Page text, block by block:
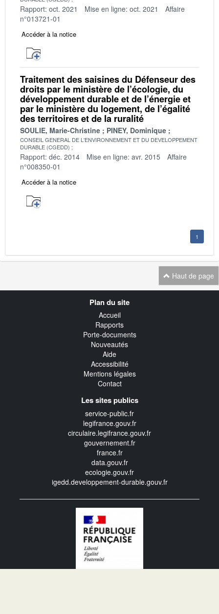
Rapport: oct. 2021 Mise en ligne: oct. 2021
Affaire
n°013721-01
Accéder à la notice
Traitement des saisines du Défenseur des
droits par le ministère de l’écologie, du
développement durable et de l’énergie et
par le ministère du logement, de l’égalité
des territoires et de la ruralité
SOULIE, Marie-Christine PINEY, Dominique
CONSEIL GENERAL DE L'ENVIRONNEMENT ET DU DEVELOPPEMENT
DURABLE (CGEDD)
Rapport: déc. 2014 Mise en ligne: avr. 2015
Affaire
n°008350-01
Accéder à la notice
1
Haut de page
Plan du site
Accueil
Rapports
Porte-documents
Nouveautés
Aide
Accessibilité
Mentions légales
Contact
Les sites publics
service-public.fr
legifrance.gouv.fr
circulaire.legifrance.gouv.fr
gouvernement.fr
france.fr
data.gouv.fr
ecologie.gouv.fr
igedd.developpement-durable.gouv.fr